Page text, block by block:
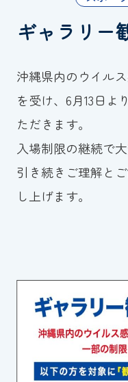
保護者の方へ
採用情報
お知らせ
カレンダー
波スイタイム
平日 9:00～
メー
ギャラリー
沖縄県内のウイル
を受け、6月13日よ
ただきます。
入場制限の継続で
引き続きご理解と
し上げます。